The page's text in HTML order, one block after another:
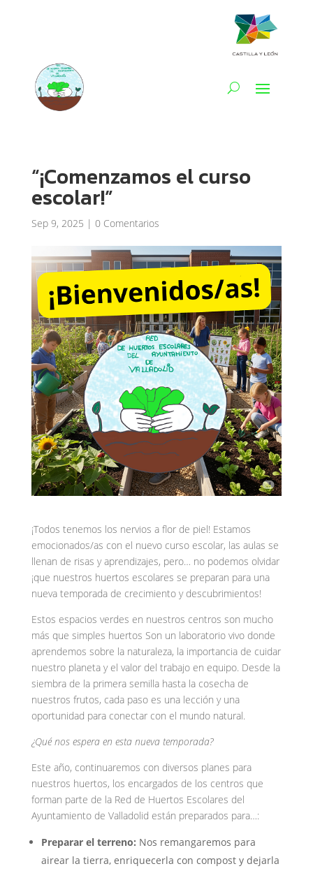
“¡Comenzamos el curso
escolar!”
Sep 9, 2025 | 0 Comentarios
¡Todos tenemos los nervios a flor de piel! Estamos
emocionados/as con el nuevo curso escolar, las aulas se
llenan de risas y aprendizajes, pero… no podemos olvidar
¡que nuestros huertos escolares se preparan para una
nueva temporada de crecimiento y descubrimientos!
Estos espacios verdes en nuestros centros son mucho
más que simples huertos Son un laboratorio vivo donde
aprendemos sobre la naturaleza, la importancia de cuidar
nuestro planeta y el valor del trabajo en equipo. Desde la
siembra de la primera semilla hasta la cosecha de
nuestros frutos, cada paso es una lección y una
oportunidad para conectar con el mundo natural.
¿Qué nos espera en esta nueva temporada?
Este año, continuaremos con diversos planes para
nuestros huertos, los encargados de los centros que
forman parte de la Red de Huertos Escolares del
Ayuntamiento de Valladolid están preparados para…:
Preparar el terreno: Nos remangaremos para
airear la tierra, enriquecerla con compost y dejarla